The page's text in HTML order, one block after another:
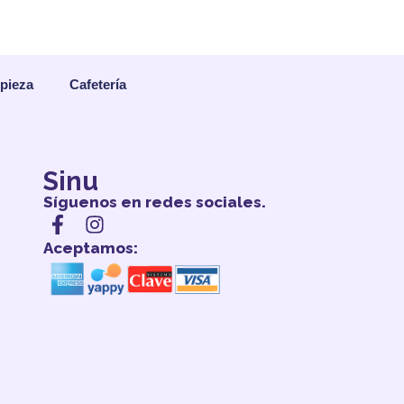
Cafetería
Sinu
Síguenos en redes sociales.
Aceptamos: